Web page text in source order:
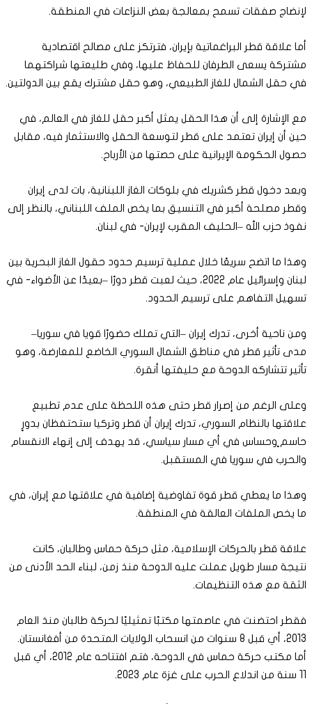
لإنضاج صفقات تسمح بمعالجة بعض النزاعات في المنطقة.
أما علاقة قطر البراغماتية بإيران، فترتكز على مصالح اقتصادية
مشتركة يسعى الطرفان للحفاظ عليها، وفي طليعتها شراكتهما
في حقل الشمال للغاز الطبيعي، وهو حقل مشترك يقع بين الدولتين.
مع الإشارة إلى أن هذا الحقل يمثل أكبر حقل للغاز في العالم، في
حين أن إيران تعتمد على قطر لتوسعة الحقل والاستثمار فيه، مقابل
حصول الحكومة الإيرانية على حصتها من الأرباح.
وبعد دخول قطر كشريك في بلوكات الغاز اللبنانية، بات لدى إيران
وقطر مصلحة أكبر في التنسيق بما يخص الملف اللبناني، بالنظر إلى
نفوذ حزب الله –الحليف المقرب لإيران- في لبنان.
وهذا ما اتضح سريعًا خلال عملية ترسيم حدود حقول الغاز البحرية بين
لبنان وإسرائيل عام 2022، حيث لعبت قطر دورًا –بعيدًا عن الأضواء- في
تسهيل التفاهم على ترسيم الحدود.
ومن ناحية أخرى، تدرك إيران –التي تملك حضورًا قويا في سوريا–
مدى تأثير قطر في مناطق الشمال السوري الخاضع للمعارضة، وهو
تأثير تتشاركه الدوحة مع حليفتها أنقرة.
وعلى الرغم من إصرار قطر حتى هذه اللحظة على عدم تطبيع
علاقتها بالنظام السوري، تدرك إيران أن قطر وتركيا ستحتفظان بدورٍ
حاسم ٍوحساس في أي مسار سياسي، قد يهدف إلى إنهاء الانقسام
والحرب في سوريا في المستقبل.
وهذا ما يعطي قطر قوة تفاوضية إضافية في علاقتها مع إيران، في
ما يخص الملفات العالقة في المنطقة.
علاقة قطر بالحركات الإسلامية، مثل حركة حماس وطالبان، كانت
نتيجة مسار طويل عملت عليه الدوحة منذ زمن، لبناء الحد الأدنى من
الثقة مع هذه التنظيمات.
فقطر احتضنت في عاصمتها مكتبًا تمثيليًا لحركة طالبان منذ العام
2013، أي قبل 8 سنوات من انسحاب الولايات المتحدة من أفغانستان.
أما مكتب حركة حماس في الدوحة، فتم افتتاحه عام 2012، أي قبل
11 سنة من اندلاع الحرب على غزة عام 2023.